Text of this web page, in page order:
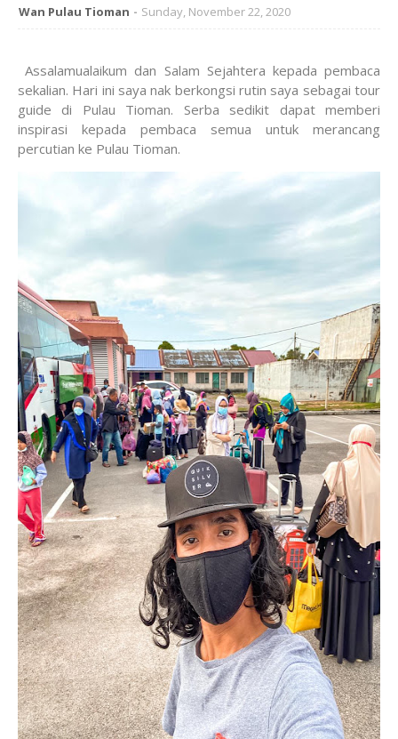
Wan Pulau Tioman Sunday, November 22, 2020
Assalamualaikum dan Salam Sejahtera kepada pembaca
sekalian. Hari ini saya nak berkongsi rutin saya sebagai tour
guide di Pulau Tioman. Serba sedikit dapat memberi
inspirasi kepada pembaca semua untuk merancang
percutian ke Pulau Tioman.